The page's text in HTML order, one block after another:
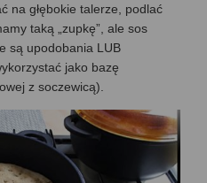
na głębokie talerze, podlać
taką „zupkę”, ale sos
są upodobania LUB
jako bazę
z soczewicą).